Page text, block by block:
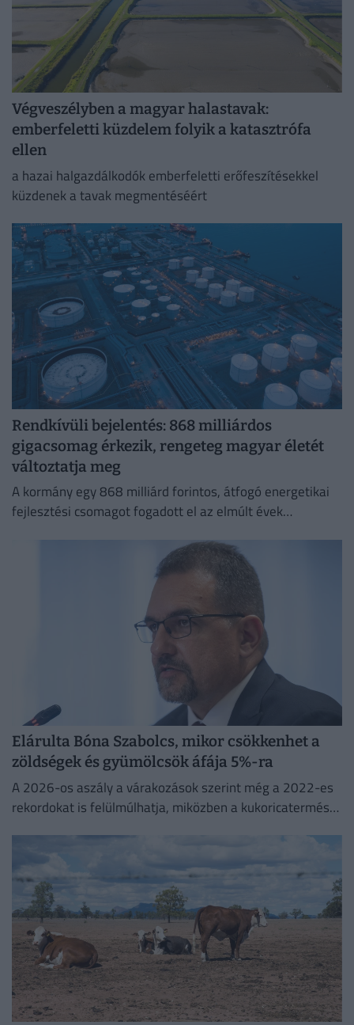
Végveszélyben a magyar halastavak:
emberfeletti küzdelem folyik a katasztrófa
ellen
a hazai halgazdálkodók emberfeletti erőfeszítésekkel
küzdenek a tavak megmentéséért
Rendkívüli bejelentés: 868 milliárdos
gigacsomag érkezik, rengeteg magyar életét
változtatja meg
A kormány egy 868 milliárd forintos, átfogó energetikai
fejlesztési csomagot fogadott el az elmúlt évek
Elárulta Bóna Szabolcs, mikor csökkenhet a
zöldségek és gyümölcsök áfája 5%-ra
A 2026-os aszály a várakozások szerint még a 2022-es
rekordokat is felülmúlhatja, miközben a kukoricatermés